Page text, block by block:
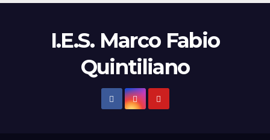
I.E.S. Marco Fabio
Quintiliano